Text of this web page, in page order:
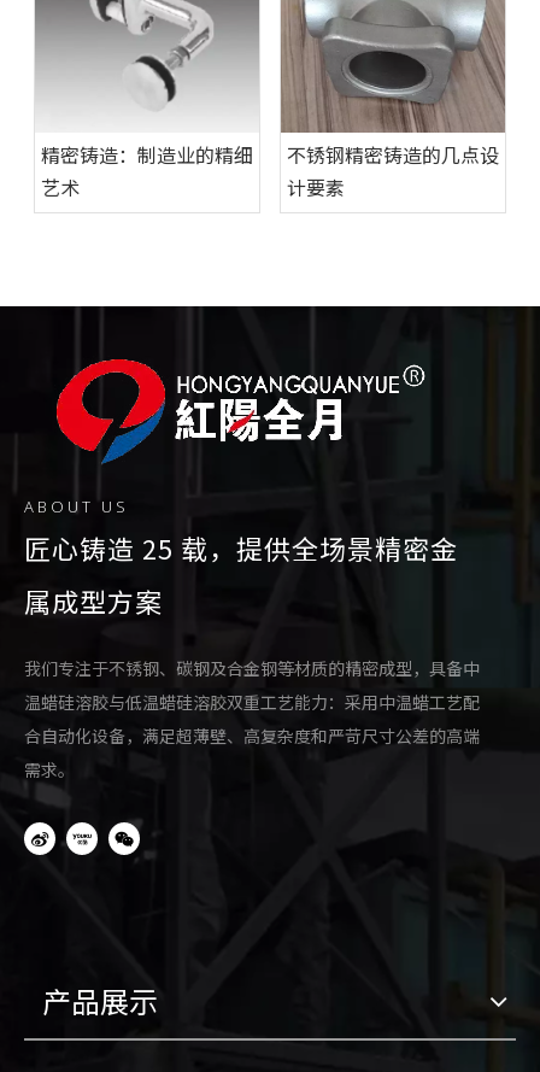
精密铸造：制造业的精细
艺术
不锈钢精密铸造的几点设
计要素
观件中的应用
ABOUT US
匠心铸造 25 载，提供全场景精密金
属成型方案
我们专注于不锈钢、碳钢及合金钢等材质的精密成型，具备中
温蜡硅溶胶与低温蜡硅溶胶双重工艺能力：采用中温蜡工艺配
合自动化设备，满足超薄壁、高复杂度和严苛尺寸公差的高端
需求。
产品展示